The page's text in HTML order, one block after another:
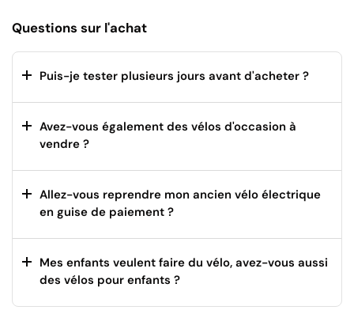
Questions sur l'achat
Puis-je tester plusieurs jours avant d'acheter ?
Avez-vous également des vélos d'occasion à
vendre ?
Allez-vous reprendre mon ancien vélo électrique
en guise de paiement ?
Mes enfants veulent faire du vélo, avez-vous aussi
des vélos pour enfants ?